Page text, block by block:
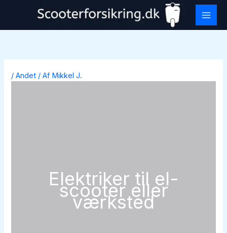
indholdet
/Andet / Af Mikkel J.
Elektriker til el-
scooter eller
værksted